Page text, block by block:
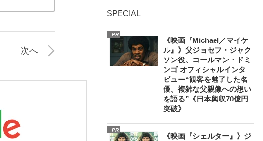
次へ
SPECIAL
PR
《映画『Michael／マイケ
ル』》父ジョセフ・ジャク
ソン役、コールマン・ドミ
ンゴ オフィシャルインタ
ビュー“観客を魅了した名
優、複雑な父親像への想い
を語る”《日本興収70億円
突破》
PR
《映画『シェルター』》ジ